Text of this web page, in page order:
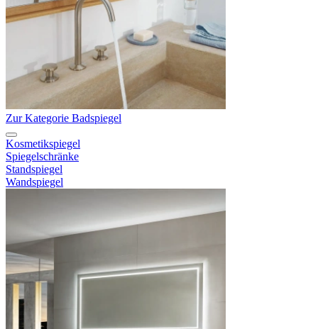
Zur Kategorie Badspiegel
Kosmetikspiegel
Spiegelschränke
Standspiegel
Wandspiegel